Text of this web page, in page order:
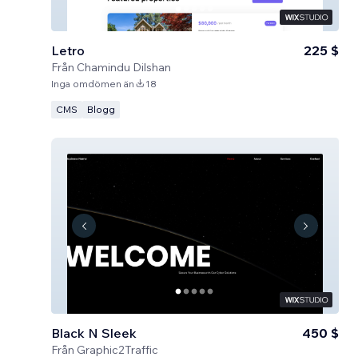
Letro
Från Chamindu Dilshan
225 $
Inga omdömen än 18
CMS Blogg
Black N Sleek
Från Graphic2Traffic
450 $